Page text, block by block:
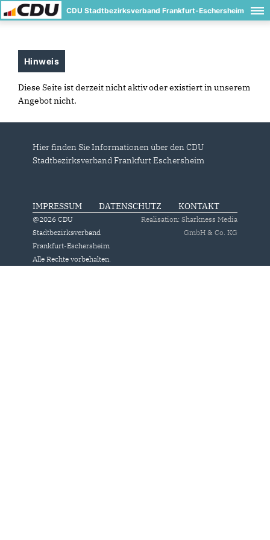
CDU Stadtbezirksverband Frankfurt-Eschersheim
Hinweis
Diese Seite ist derzeit nicht aktiv oder existiert in unserem
Angebot nicht.
Hier finden Sie Informationen über den CDU
Stadtbezirksverband Frankfurt Eschersheim
IMPRESSUM DATENSCHUTZ KONTAKT
@2026 CDU
Stadtbezirksverband
Frankfurt-Eschersheim
Alle Rechte vorbehalten.
Realisation: Sharkness Media
GmbH & Co. KG